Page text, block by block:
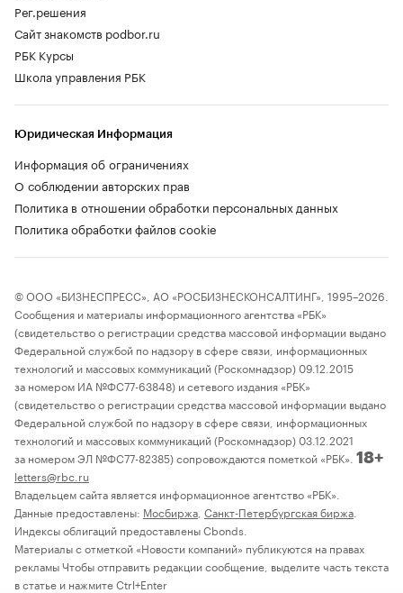
Рег.решения
Сайт знакомств podbor.ru
РБК Курсы
Школа управления РБК
Юридическая Информация
Информация об ограничениях
О соблюдении авторских прав
Политика в отношении обработки персональных данных
Политика обработки файлов cookie
© ООО «БИЗНЕСПРЕСС», АО «РОСБИЗНЕСКОНСАЛТИНГ», 1995–2026.
Сообщения и материалы информационного агентства «РБК»
(свидетельство о регистрации средства массовой информации выдано
Федеральной службой по надзору в сфере связи, информационных
технологий и массовых коммуникаций (Роскомнадзор) 09.12.2015
за номером ИА №ФС77-63848) и сетевого издания «РБК»
(свидетельство о регистрации средства массовой информации выдано
Федеральной службой по надзору в сфере связи, информационных
технологий и массовых коммуникаций (Роскомнадзор) 03.12.2021
за номером ЭЛ №ФС77-82385) сопровождаются пометкой «РБК». 18+
letters@rbc.ru
Владельцем сайта является информационное агентство «РБК».
Данные предоставлены: Мосбиржа Санкт-Петербургская биржа
Индексы облигаций предоставлены Cbonds.
Материалы с отметкой «Новости компаний» публикуются на правах
рекламы Чтобы отправить редакции сообщение, выделите часть текста
в статье и нажмите Ctrl+Enter